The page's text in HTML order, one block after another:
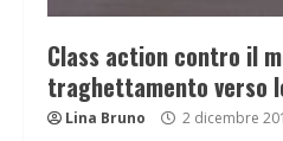
Class action contro il
traghettamento verso
Lina Bruno 2 dicembre